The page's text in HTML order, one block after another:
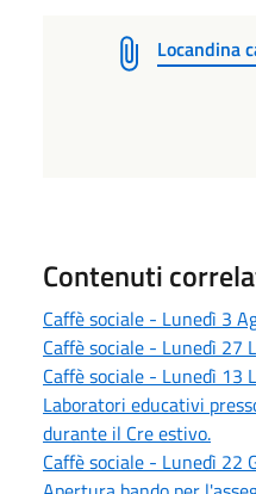
Locandina
Contenuti
Caffè sociale - Lunedì 3
Caffè sociale - Lunedì 27
Caffè sociale - Lunedì 13
Laboratori educativi
durante il Cre estivo.
Caffè sociale - Lunedì 22